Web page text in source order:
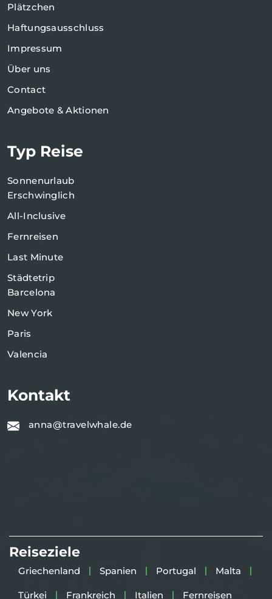
Plätzchen
Haftungsausschluss
Impressum
Über uns
Contact
Angebote & Aktionen
Typ Reise
Sonnenurlaub
Erschwinglich
All-Inclusive
Fernreisen
Last Minute
Städtetrip
Barcelona
New York
Paris
Valencia
Kontakt
anna@travelwhale.de
Reiseziele
Griechenland Spanien Portugal Malta
Türkei Frankreich Italien Fernreisen